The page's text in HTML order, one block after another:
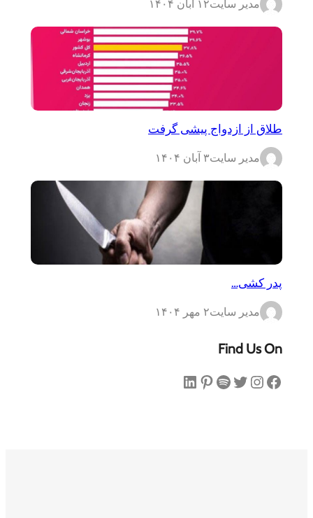
مدیر سایت۱۲ آبان ۱۴۰۴
طلاق از ازدواج پیشی گرفت
مدیر سایت۳ آبان ۱۴۰۴
پدر کشی…
مدیر سایت۲ مهر ۱۴۰۴
Find Us On
فیس‌بوک اینستاگرم توییتر اسپاتیفای پینترست لینکداین